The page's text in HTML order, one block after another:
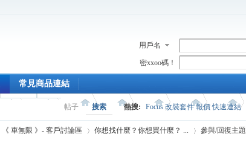
用戶名
密xxoo碼！
常見商品連結
帖子 搜索 熱搜: Focus 改裝套件 報價 快速連結
《 車無限 》- 客戶討論區 你想找什麼？你想買什麼？ ...
參與/回復主題